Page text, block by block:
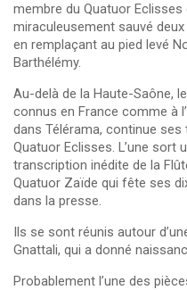
membre du Quatuor Eclisses
miraculeusement sauvé
en remplaçant au pied levé
Barthélémy.
Au-delà de la Haute-Saône,
connus en France comme à
dans Télérama, continue
Quatuor Eclisses. L’une sort
transcription inédite de la
Quatuor Zaïde qui fête ses
dans la presse.
Ils se sont réunis autour
Gnattali, qui a donné
Probablement l’une des